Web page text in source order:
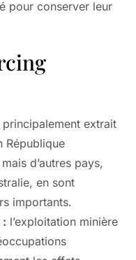
pour conserver leur
extrait
République
d’autres pays,
en sont
importants.
l’exploitation minière